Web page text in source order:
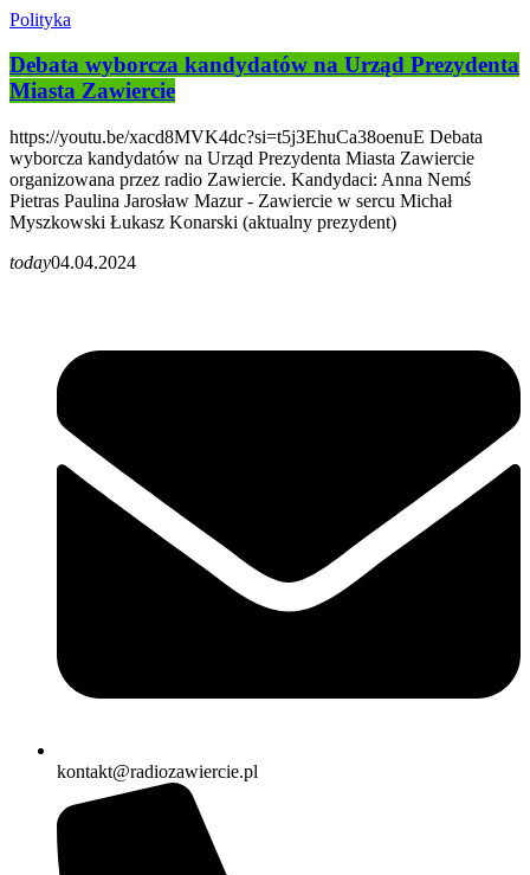
Polityka
Debata wyborcza kandydatów na Urząd Prezydenta
Miasta Zawiercie
https://youtu.be/xacd8MVK4dc?si=t5j3EhuCa38oenuE Debata
wyborcza kandydatów na Urząd Prezydenta Miasta Zawiercie
organizowana przez radio Zawiercie. Kandydaci: Anna Nemś
Pietras Paulina Jarosław Mazur - Zawiercie w sercu Michał
Myszkowski Łukasz Konarski (aktualny prezydent)
today04.04.2024
kontakt@radiozawiercie.pl